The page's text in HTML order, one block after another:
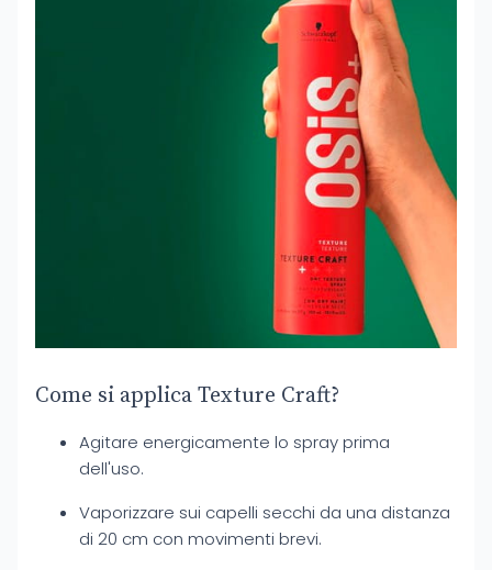
Come si applica Texture Craft?
Agitare energicamente lo spray prima
dell'uso.
Vaporizzare sui capelli secchi da una distanza
di 20 cm con movimenti brevi.